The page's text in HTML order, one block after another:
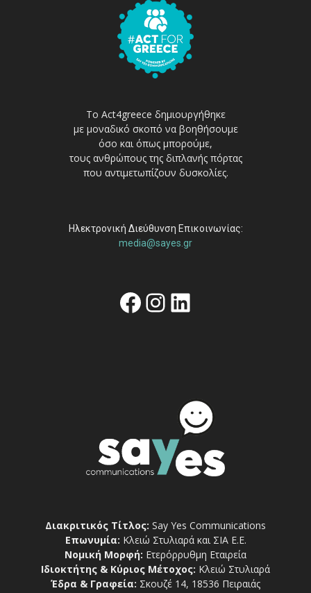
Το Act4greece δημιουργήθηκε
με μοναδικό σκοπό να βοηθήσουμε
όσο και όπως μπορούμε,
τους ανθρώπους της διπλανής πόρτας
που αντιμετωπίζουν δυσκολίες.
Ηλεκτρονική Διεύθυνση Επικοινωνίας:
media@sayes.gr
Facebook
Instagram
Linkedin
Διακριτικός Τίτλος: Say Yes Communications
Επωνυμία: Κλειώ Στυλιαρά και ΣΙΑ Ε.Ε.
Νομική Μορφή: Ετερόρρυθμη Εταιρεία
Ιδιοκτήτης & Κύριος Μέτοχος: Κλειώ Στυλιαρά
Έδρα & Γραφεία: Σκουζέ 14, 18536 Πειραιάς